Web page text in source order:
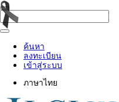
ค้นหา
ลงทะเบียน
เข้าสู่ระบบ
ภาษาไทย